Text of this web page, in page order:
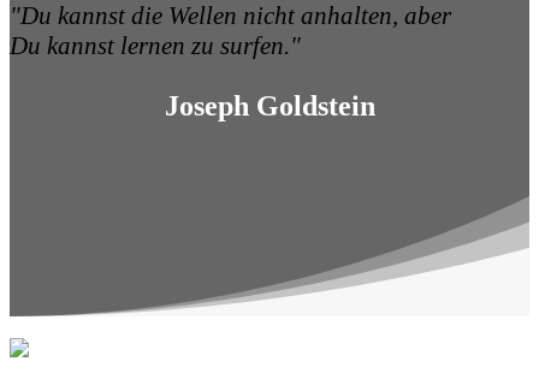
"Du kannst die Wellen nicht anhalten, aber
Du kannst lernen zu surfen."
Joseph Goldstein